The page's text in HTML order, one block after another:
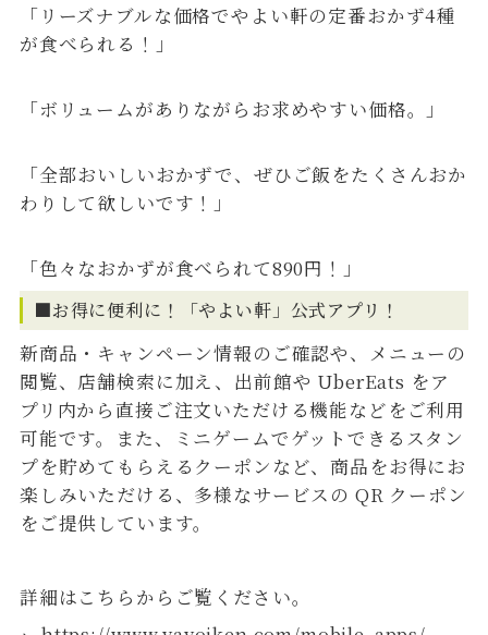
「リーズナブルな価格でやよい軒の定番おかず4種
が食べられる！」
「ボリュームがありながらお求めやすい価格。」
「全部おいしいおかずで、ぜひご飯をたくさんおか
わりして欲しいです！」
「色々なおかずが食べられて890円！」
■お得に便利に！「やよい軒」公式アプリ！
新商品・キャンペーン情報のご確認や、メニューの
閲覧、店舗検索に加え、出前館や UberEats をア
プリ内から直接ご注文いただける機能などをご利用
可能です。また、ミニゲームでゲットできるスタン
プを貯めてもらえるクーポンなど、商品をお得にお
楽しみいただける、多様なサービスの QR クーポン
をご提供しています。
詳細はこちらからご覧ください。